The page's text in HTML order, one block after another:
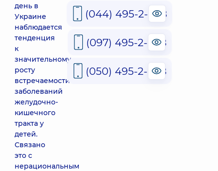
день в
Украине
наблюдается
тенденция
к
значительному
росту
встречаемости
заболеваний
желудочно-
кишечного
тракта у
детей.
Связано
это с
нерациональным
(044) 495-2-888
(097) 495-2-888
(050) 495-2-888